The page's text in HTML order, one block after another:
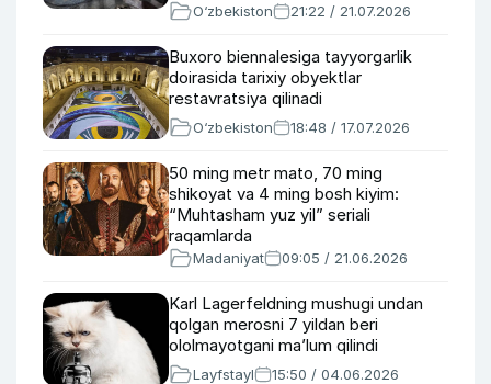
O‘zbekiston 21:22 / 21.07.2026
Buxoro biennalesiga tayyorgarlik
doirasida tarixiy obyektlar
restavratsiya qilinadi
O‘zbekiston 18:48 / 17.07.2026
50 ming metr mato, 70 ming
shikoyat va 4 ming bosh kiyim:
“Muhtasham yuz yil” seriali
raqamlarda
Madaniyat 09:05 / 21.06.2026
Karl Lagerfeldning mushugi undan
qolgan merosni 7 yildan beri
ololmayotgani ma’lum qilindi
Layfstayl 15:50 / 04.06.2026